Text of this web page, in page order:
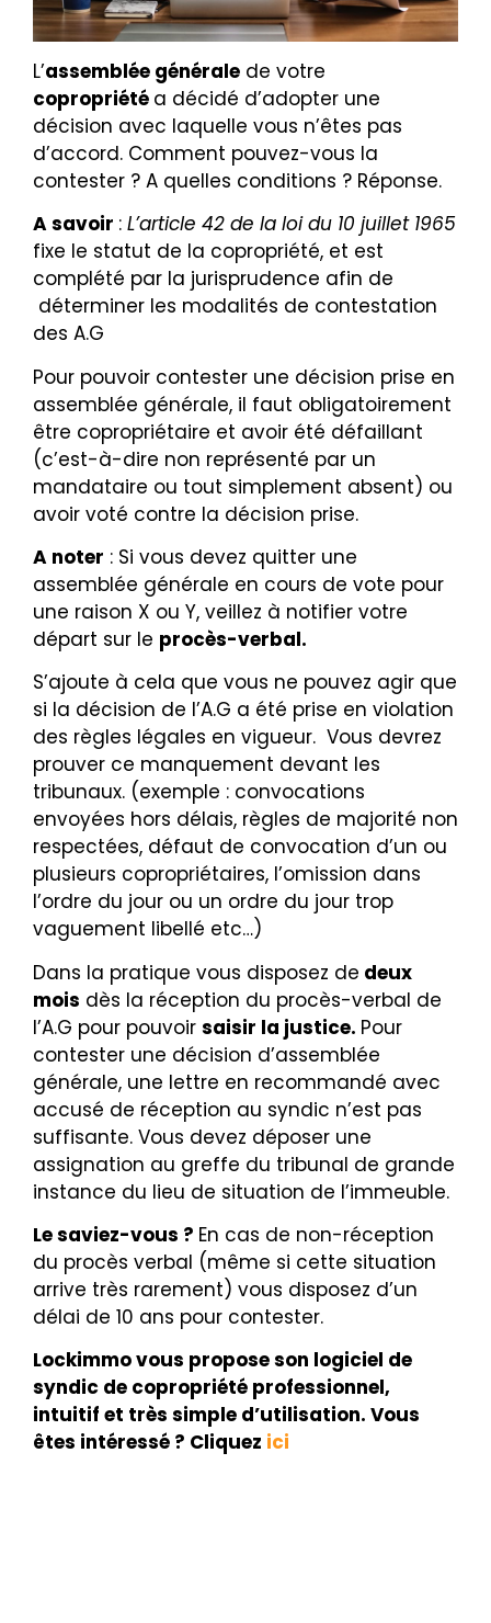
L’assemblée générale de votre
copropriété a décidé d’adopter une
décision avec laquelle vous n’êtes pas
d’accord. Comment pouvez-vous la
contester ? A quelles conditions ? Réponse.
A savoir : L’article 42 de la loi du 10 juillet 1965
fixe le statut de la copropriété, et est
complété par la jurisprudence afin de
déterminer les modalités de contestation
des A.G
Pour pouvoir contester une décision prise en
assemblée générale, il faut obligatoirement
être copropriétaire et avoir été défaillant
(c’est-à-dire non représenté par un
mandataire ou tout simplement absent) ou
avoir voté contre la décision prise.
A noter : Si vous devez quitter une
assemblée générale en cours de vote pour
une raison X ou Y, veillez à notifier votre
départ sur le procès-verbal.
S’ajoute à cela que vous ne pouvez agir que
si la décision de l’A.G a été prise en violation
des règles légales en vigueur. Vous devrez
prouver ce manquement devant les
tribunaux. (exemple : convocations
envoyées hors délais, règles de majorité non
respectées, défaut de convocation d’un ou
plusieurs copropriétaires, l’omission dans
l’ordre du jour ou un ordre du jour trop
vaguement libellé etc…)
Dans la pratique vous disposez de deux
mois dès la réception du procès-verbal de
l’A.G pour pouvoir saisir la justice. Pour
contester une décision d’assemblée
générale, une lettre en recommandé avec
accusé de réception au syndic n’est pas
suffisante. Vous devez déposer une
assignation au greffe du tribunal de grande
instance du lieu de situation de l’immeuble.
Le saviez-vous ? En cas de non-réception
du procès verbal (même si cette situation
arrive très rarement) vous disposez d’un
délai de 10 ans pour contester.
Lockimmo vous propose son logiciel de
syndic de copropriété professionnel,
intuitif et très simple d’utilisation. Vous
êtes intéressé ? Cliquez ici